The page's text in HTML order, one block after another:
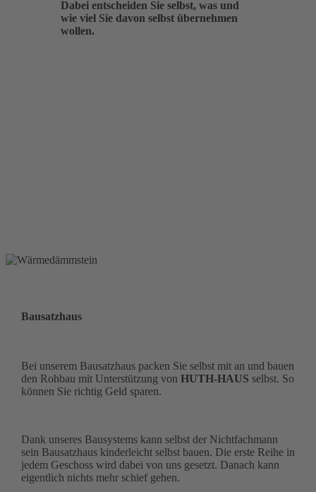
Dabei entscheiden Sie selbst, was und
wie viel Sie davon selbst übernehmen
wollen.
Bausatzhaus
Bei unserem Bausatzhaus packen Sie selbst mit an und bauen
den Rohbau mit Unterstützung von HUTH-HAUS selbst. So
können Sie richtig Geld sparen.
Dank unseres Bausystems kann selbst der Nichtfachmann
sein Bausatzhaus kinderleicht selbst bauen. Die erste Reihe in
jedem Geschoss wird dabei von uns gesetzt. Danach kann
eigentlich nichts mehr schief gehen.